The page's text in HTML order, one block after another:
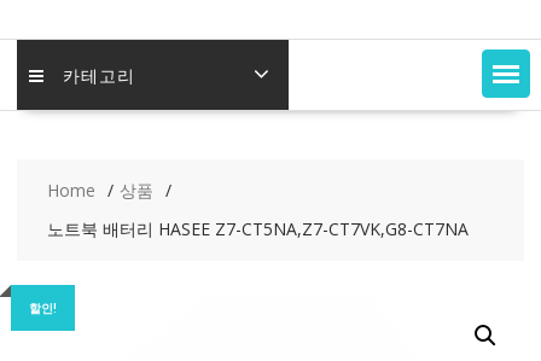
카테고리
Home
상품
노트북 배터리 HASEE Z7-CT5NA,Z7-CT7VK,G8-CT7NA
할인!